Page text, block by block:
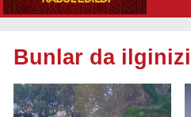
Bunlar da